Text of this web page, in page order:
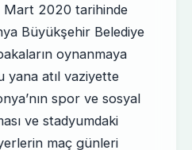
Mart 2020 tarihinde
Büyükşehir Belediye
oynanmaya
yana atıl vaziyette
spor ve sosyal
ve stadyumdaki
maç günleri